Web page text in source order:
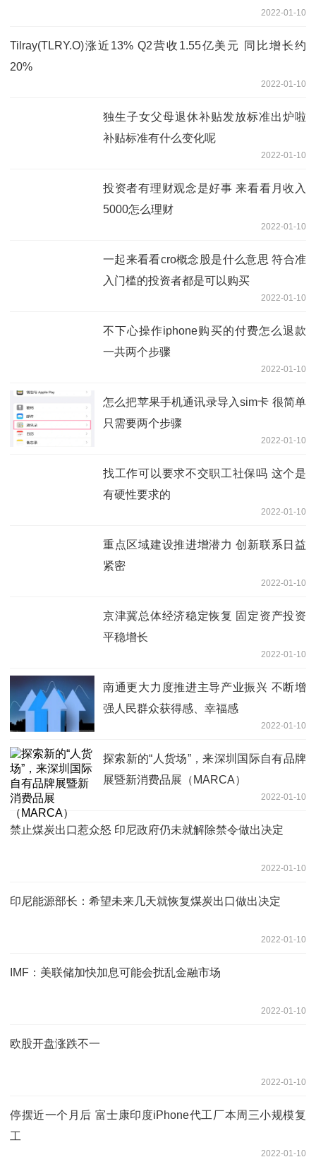
2022-01-10
Tilray(TLRY.O)涨近13% Q2营收1.55亿美元 同比增长约
20%
2022-01-10
独生子女父母退休补贴发放标准出炉啦
补贴标准有什么变化呢
2022-01-10
投资者有理财观念是好事 来看看月收入
5000怎么理财
2022-01-10
一起来看看cro概念股是什么意思 符合准
入门槛的投资者都是可以购买
2022-01-10
不下心操作iphone购买的付费怎么退款
一共两个步骤
2022-01-10
怎么把苹果手机通讯录导入sim卡 很简单
只需要两个步骤
2022-01-10
找工作可以要求不交职工社保吗 这个是
有硬性要求的
2022-01-10
重点区域建设推进增潜力 创新联系日益
紧密
2022-01-10
京津冀总体经济稳定恢复 固定资产投资
平稳增长
2022-01-10
南通更大力度推进主导产业振兴 不断增
强人民群众获得感、幸福感
2022-01-10
探索新的“人货场”，来深圳国际自有品牌
展暨新消费品展（MARCA）
2022-01-10
禁止煤炭出口惹众怒 印尼政府仍未就解除禁令做出决定
2022-01-10
印尼能源部长：希望未来几天就恢复煤炭出口做出决定
2022-01-10
IMF：美联储加快加息可能会扰乱金融市场
2022-01-10
欧股开盘涨跌不一
2022-01-10
停摆近一个月后 富士康印度iPhone代工厂本周三小规模复
工
2022-01-10